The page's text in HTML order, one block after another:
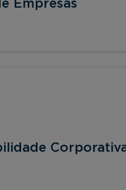
Empresas